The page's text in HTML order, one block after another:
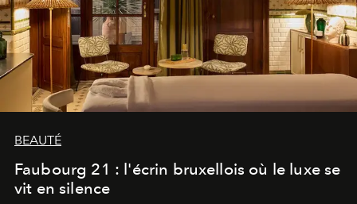
BEAUTÉ
Faubourg 21 : l'écrin bruxellois où le luxe se
vit en silence